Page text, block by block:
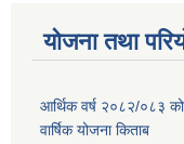
योजना तथा
आर्थिक वर्ष २०८२/०८३
वार्षिक योजना किताब